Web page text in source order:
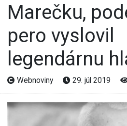
Marečku,
pero vyslovil
legendárnu
Webnoviny 29. júl 2019